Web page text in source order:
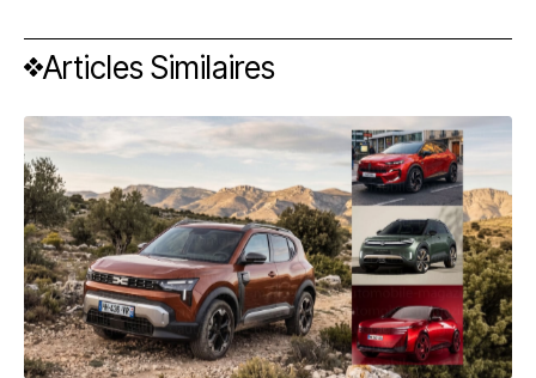
Articles Similaires